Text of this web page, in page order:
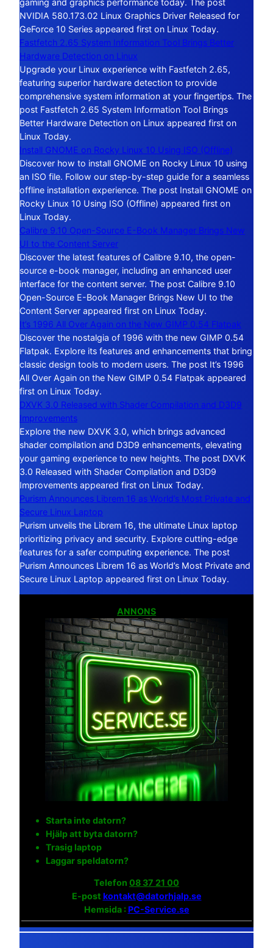
gaming and graphics performance today. The post
NVIDIA 580.173.02 Linux Graphics Driver Released for
GeForce 10 Series appeared first on Linux Today.
Fastfetch 2.65 System Information Tool Brings Better
Hardware Detection on Linux
Upgrade your Linux experience with Fastfetch 2.65,
featuring superior hardware detection to provide
comprehensive system information at your fingertips. The
post Fastfetch 2.65 System Information Tool Brings
Better Hardware Detection on Linux appeared first on
Linux Today.
Install GNOME on Rocky Linux 10 Using ISO (Offline)
Discover how to install GNOME on Rocky Linux 10 using
an ISO file. Follow our step-by-step guide for a seamless
offline installation experience. The post Install GNOME on
Rocky Linux 10 Using ISO (Offline) appeared first on
Linux Today.
Calibre 9.10 Open-Source E-Book Manager Brings New
UI to the Content Server
Discover the latest features of Calibre 9.10, the open-
source e-book manager, including an enhanced user
interface for the content server. The post Calibre 9.10
Open-Source E-Book Manager Brings New UI to the
Content Server appeared first on Linux Today.
It’s 1996 All Over Again on the New GIMP 0.54 Flatpak
Discover the nostalgia of 1996 with the new GIMP 0.54
Flatpak. Explore its features and enhancements that bring
classic design tools to modern users. The post It’s 1996
All Over Again on the New GIMP 0.54 Flatpak appeared
first on Linux Today.
DXVK 3.0 Released with Shader Compilation and D3D9
Improvements
Explore the new DXVK 3.0, which brings advanced
shader compilation and D3D9 enhancements, elevating
your gaming experience to new heights. The post DXVK
3.0 Released with Shader Compilation and D3D9
Improvements appeared first on Linux Today.
Purism Announces Librem 16 as World’s Most Private and
Secure Linux Laptop
Purism unveils the Librem 16, the ultimate Linux laptop
prioritizing privacy and security. Explore cutting-edge
features for a safer computing experience. The post
Purism Announces Librem 16 as World’s Most Private and
Secure Linux Laptop appeared first on Linux Today.
ANNONS
Starta inte datorn?
Hjälp att byta datorn?
Trasig laptop
Laggar speldatorn?
Telefon 08 37 21 00
E-post kontakt@datorhjalp.se
Hemsida :PC-Service.se